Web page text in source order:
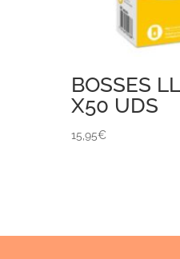
BOSSES
X50 UDS
15,95€